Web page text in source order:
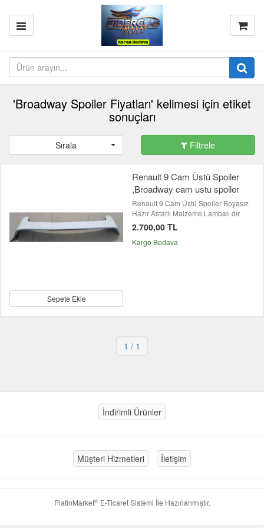
'Broadway Spoiler Fiyatları' kelimesi için etiket
sonuçları
Sırala Filtrele
Sepete Ekle
Renault 9 Cam Üstü Spoiler
,Broadway cam ustu spoiler
Renault 9 Cam Üstü Spoiler Boyasız
Hazır Astarlı Malzeme Lambalı dır
2.700,00 TL
Kargo Bedava
1 / 1
İndirimli Ürünler
Müşteri Hizmetleri İletişim
PlatinMarket®E-Ticaret Sistemi İle Hazırlanmıştır.